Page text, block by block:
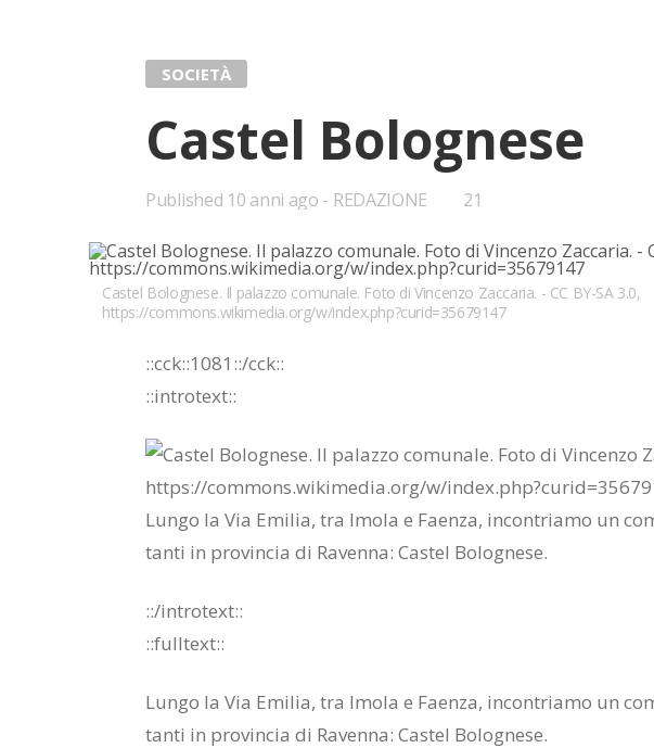
SOCIETÀ
Ca­stel Bo­lo­gne­se
Published 10 anni ago REDAZIONE
•21
Castel Bolognese. Il palazzo comunale. Foto di Vincenzo Zaccaria. - CC BY-SA 3.0,
https://commons.wikimedia.org/w/index.php?curid=35679147
::cck::1081::/​cck::
::in­tro­text::
Lun­go la Via Emi­lia, tra Imo­la e Faen­za, in­con­tria­mo un
tan­ti in pro­vin­cia di Ra­ven­na: Ca­stel Bo­lo­gne­se.
::/in­tro­text::
::full­text::
Lun­go la Via Emi­lia, tra Imo­la e Faen­za, in­con­tria­mo un
tan­ti in pro­vin­cia di Ra­ven­na: Ca­stel Bo­lo­gne­se.